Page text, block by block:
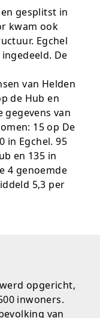
gesplitst in
kwam ook
Egchel
De
van Helden
de Hub en
gegevens van
15 op De
in Egchel. 95
en 135 in
4 genoemde
5,3 per
opgericht,
inwoners.
van